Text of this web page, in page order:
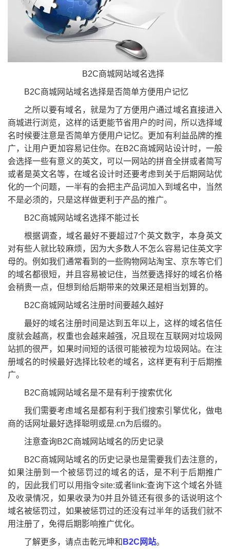
B2C商城网站域名选择
B2C商城网站域名选择是否简单方便用户记忆
之所以要有域名，就是为了方便用户通过域名直接进入
商城进行浏览，这样的话更能节省用户的时间，所以选择域
名时候要注意是否简单方便用户记忆。更加有利益品牌的推
广，让用户更加容易记住你。在B2C商城网站设计时，一般
会选择一些有意义的英文，可以一网站的拼音全拼或者简写
或者是英文名等，在域名设计时还要考虑到关于后期网站优
化的一个问题，一半有的会把主产品词加入到域名中，当然
不是必须的，只是这样做更利于产品的推广。
B2C商城网站域名选择不能过长
根据调查，域名最好不要超过7个英文数字，本身英文
对有些人就比较麻烦，因为大多数人不怎么容易记住英文字
母的。例如我们通常看到的一些购物网站淘宝、京东等它们
的域名都很短，并且容易被记住，当然要选择好的域名价格
会稍贵一点，但想到给后期带来的效果还是相当划算的。
B2C商城网站域名注册时间要越久越好
最好的域名注册时间是达到五年以上，这样的域名信任
度就会越高，权重也会越来越强，况且现在互联网对垃圾网
站抓的很严，如果时间短的话很可能被视为垃圾网站。在注
册域名的时候最好选择比较老的域名，这样更有利于后期推
广。
B2C商城网站域名是不是有利于搜索优化
我们需要考虑域名是都有利于我们搜索引擎优化，做电
商的话网址最好选择聪明或是.cn为后缀的。
注意查询B2C商城网站域名的历史记录
B2C商城网站域名的历史记录也是需要我们去注意的，
如果注册到一个被惩罚过的域名的话，是不利于后期推广
的，因此我们可以用指令site:或者link:查询下这个域名外链
及收录情况，如果收录为0并且外链还有很多的话说明这个
域名被惩罚过，如果被惩罚过的还没有过半年的话我们就不
用注册了，免得后期影响推广优化。
了解更多，请点击乾元坤和 B2C网站。